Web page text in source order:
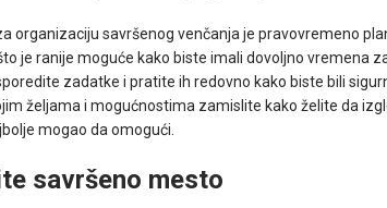
organizaciju savršenog venčanja je pravovremeno
je ranije moguće kako biste imali dovoljno vremena
zadatke i pratite ih redovno kako biste bili
željama i mogućnostima zamislite kako želite da
mogao da omogući.
savršeno mesto